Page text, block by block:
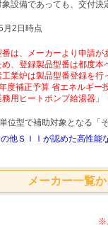
設備であっても、交付決
月2日時点
は、メーカーより申請が
め、登録製品型番は都度
業炉は製品型番登録を行
度補正予算 省エネルギー
務用ヒートポンプ給湯器
位型で補助対象となる「
他ＳＩＩが認めた高性能
メーカー一覧
※